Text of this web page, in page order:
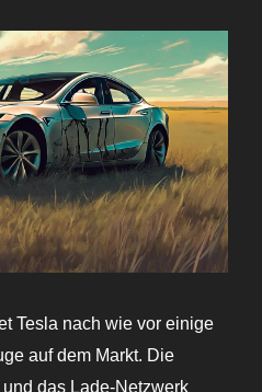
Tesla nach wie vor einige
auf dem Markt. Die
das Lade-Netzwerk